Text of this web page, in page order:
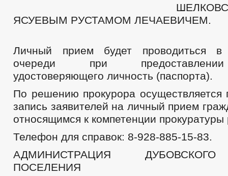
ЯСУЕВЫМ РУСТАМОМ ЛЕЧАЕВИЧЕМ.
Личный прием будет проводиться в
очереди при
удостоверяющего личность (паспорта).
По решению прокурора осуществляется
запись заявителей на личный прием
относящимся к компетенции прокуратуры
Телефон для справок: 8-928-885-15-83.
АДМИНИСТРАЦИЯ
ПОСЕЛЕНИЯ